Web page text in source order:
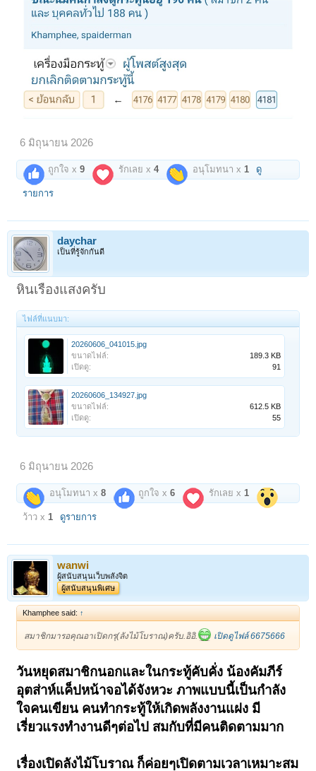
6 มิถุนายน 2026
ถูกใจ x9 รักเลย x4 อนุโมทนา x1 ดู
รายการ
daychar
เป็นที่รู้จักกันดี
หินเรืองแสงครับ
ไฟล์ที่แนบมา:
20260606_041015.jpg
ขนาดไฟล์:
189.3 KB
เปิดดู:
91
20260606_134927.jpg
ขนาดไฟล์:
612.5 KB
เปิดดู:
55
6 มิถุนายน 2026
อนุโมทนา x8 ถูกใจ x6 รักเลย x1
ว้าว x1 ดูรายการ
wanwi
ผู้สนับสนุนเว็บพลังจิต
ผู้สนับสนุนพิเศษ
Khamphee said: ↑
สมาชิกมารอคุณอาเปิดกรุ(ลังไม้โบราณ)ครับ.อิอิ. เปิดดูไฟล์ 6675666
วันหยุดสมาชิกนอกและในกระทู้คับคั่ง น้องคัมภีร์
อุตส่าห์แค็ปหน้าจอได้จังหวะ ภาพแบบนี้เป็นกำลัง
ใจคนเขียน คนทำกระทู้ให้เกิดพลังงานแฝง มี
เรี่ยวแรงทำงานดีๆต่อไป สมกับที่มีคนติดตามมาก
เรื่องเปิดลังไม้โบราณ ก็ค่อยๆเปิดตามเวลาเหมาะสม